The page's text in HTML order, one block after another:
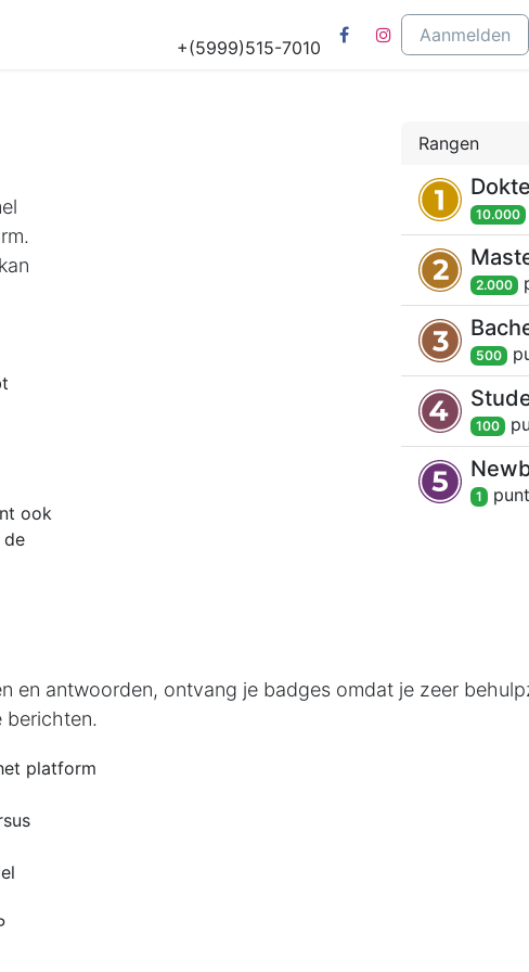
Het Salu Project Lesmateriaal Kom bij
+(5999)515-7010
Aanmelden
ook
de
Rangen
10.000
2.000
500
100
1 punt
en antwoorden, ontvang je badges omdat je zeer
berichten.
platform